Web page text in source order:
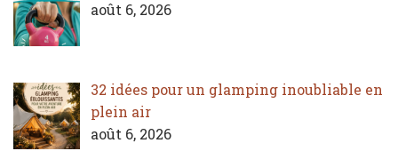
août 6, 2026
32 idées pour un glamping inoubliable en
plein air
août 6, 2026